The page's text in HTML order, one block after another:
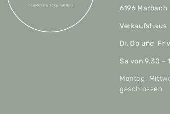
6196 Marbach
Verkaufshaus
Di, Do und Fr
Sa von 9.30 –
Montag,
geschlossen